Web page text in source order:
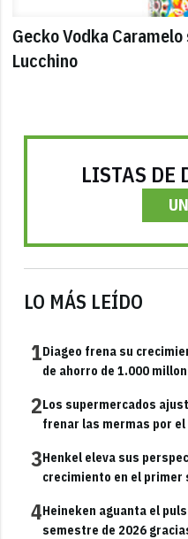
Gecko Vodka
Lucchino
LISTAS DE
LO MÁS LEÍDO
1Diageo frena su
de ahorro de 1.000
2Los supermercados
frenar las mermas por
3Henkel eleva sus
crecimiento en el primer
4Heineken aguanta el
semestre de 2026